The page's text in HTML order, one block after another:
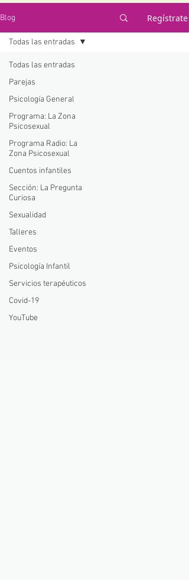
Blog Regístrate
Todas las entradas
Parejas
Psicología General
Programa: La Zona
Psicosexual
Programa Radio: La
Zona Psicosexual
Cuentos infantiles
Sección: La Pregunta
Curiosa
Sexualidad
Talleres
Eventos
Psicología Infantil
Servicios terapéuticos
Covid-19
YouTube
Todas las entradas